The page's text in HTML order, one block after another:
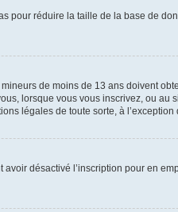
pour réduire la taille de la base de
de moins de 13 ans doivent
lorsque vous vous inscrivez, ou au
légales de toute sorte, à
désactivé l’inscription pour en